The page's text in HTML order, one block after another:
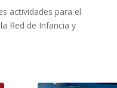
actividades para el
Red de Infancia y